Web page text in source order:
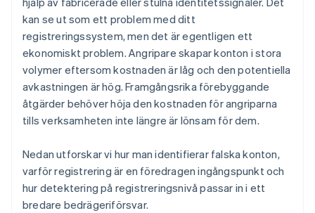
kan se ut som ett problem med ditt
registreringssystem, men det är egentligen ett
ekonomiskt problem. Angripare skapar konton i stora
volymer eftersom kostnaden är låg och den potentiella
avkastningen är hög. Framgångsrika förebyggande
åtgärder behöver höja den kostnaden för angriparna
tills verksamheten inte längre är lönsam för dem.
Nedan utforskar vi hur man identifierar falska konton,
varför registrering är en föredragen ingångspunkt och
hur detektering på registreringsnivå passar in i ett
bredare bedrägeriförsvar.